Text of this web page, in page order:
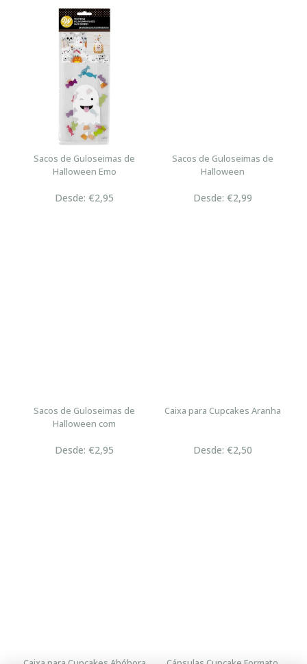
Sacos de Guloseimas de
Halloween Emo
Desde: €2,95
Sacos de Guloseimas de
Halloween
Desde: €2,99
Sacos de Guloseimas de
Halloween com
Desde: €2,95
Caixa para Cupcakes Aranha
Desde: €2,50